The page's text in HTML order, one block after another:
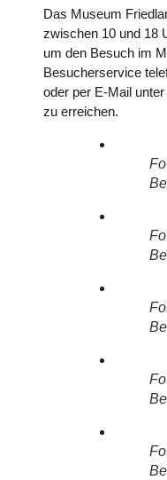
Das Museum
zwischen 10 und 18
um den Besuch im
Besucherservice
oder per E-Mail unter
zu erreichen.